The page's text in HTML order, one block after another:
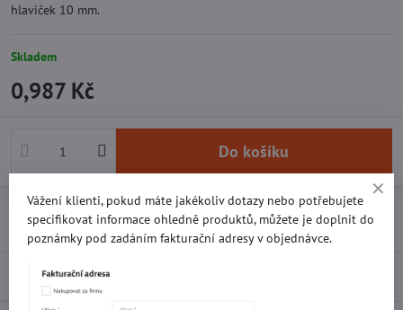
hlaviček 10 mm.
Skladem
0,987 Kč
Do košíku
Přidat k Oblíbeným Doručení
Recenze 0
Vážení klienti, pokud máte jakékoliv dotazy nebo potřebujete
specifikovat informace ohledně produktů, můžete je doplnit do
poznámky pod zadáním fakturační adresy v objednávce.